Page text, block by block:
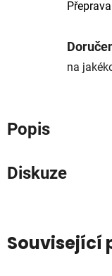
na
Popis
Diskuze
Související